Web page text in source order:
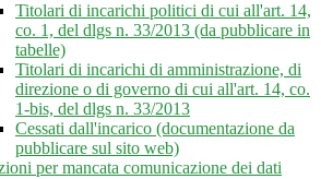
Titolari di incarichi politici di cui all'art. 14,
co. 1, del dlgs n. 33/2013 (da pubblicare in
tabelle)
Titolari di incarichi di amministrazione, di
direzione o di governo di cui all'art. 14, co.
1-bis, del dlgs n. 33/2013
Cessati dall'incarico (documentazione da
pubblicare sul sito web)
per mancata comunicazione dei dati